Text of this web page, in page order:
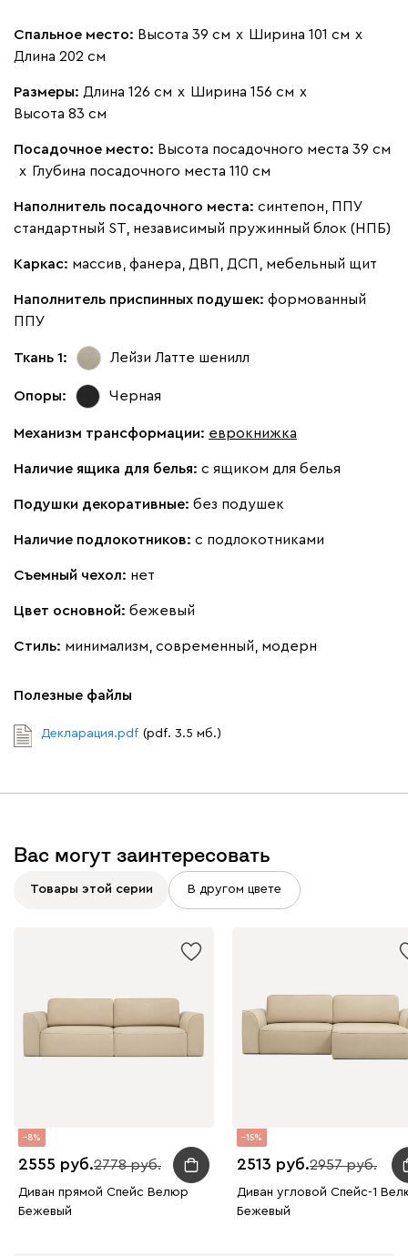
Спальное место: Высота 39 см х Ширина 101 см х
Длина 202 см
Размеры: Длина 126 см х Ширина 156 см х
Высота 83 см
Посадочное место: Высота посадочного места 39 см
х Глубина посадочного места 110 см
Наполнитель посадочного места: синтепон, ППУ
стандартный ST, независимый пружинный блок (НПБ)
Каркас: массив, фанера, ДВП, ДСП, мебельный щит
Наполнитель приспинных подушек: формованный
ППУ
Ткань 1: Лейзи Латте шенилл
Опоры: Черная
Механизм трансформации: еврокнижка
Наличие ящика для белья: с ящиком для белья
Подушки декоративные: без подушек
Наличие подлокотников: с подлокотниками
Съемный чехол: нет
Цвет основной: бежевый
Стиль: минимализм, современный, модерн
Полезные файлы
Декларация.pdf (pdf. 3.5 мб.)
Вас могут заинтересовать
Товары этой серии В другом цвете
8
2555 2778
Диван прямой Спейс Велюр
Бежевый
15
2513 2957
Диван угловой Спейс-1
Бежевый